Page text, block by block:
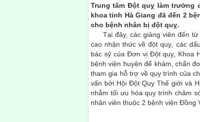
Trung tâm Đột quỵ làm trưởng
khoa tỉnh Hà Giang đã đến 2
cho bệnh nhân bị đột quỵ.
Tại đây, các giảng viên đến từ
cao nhận thức về đột quỵ, các
bác sỹ của Đơn vị Đột quỵ, Khoa
bệnh viện huyện để khám, chẩn
tham gia hỗ trợ về quy trình của
vấn bởi Hội Đột Quỵ Thế giới và
nhằm tối ưu hóa quy trình chăm
nhân viên thuộc 2 bệnh viện Đồng